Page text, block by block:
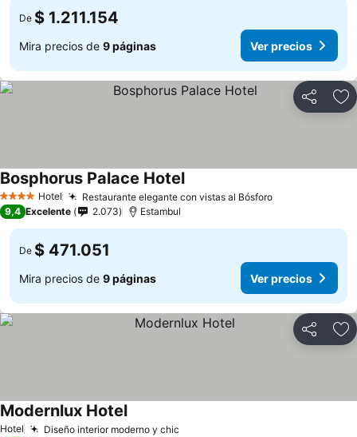
De $ 1.211.154
Mira precios de 9 páginas Ver precios
Compartir
4 EstrellasHotel Restaurante elegante con vistas al Bósforo
Bosphorus Palace Hotel
9,4 Excelente 2.073 Estambul
De $ 471.051
Mira precios de 9 páginas Ver precios
Compartir
Hotel Diseño interior moderno y chic
Modernlux Hotel